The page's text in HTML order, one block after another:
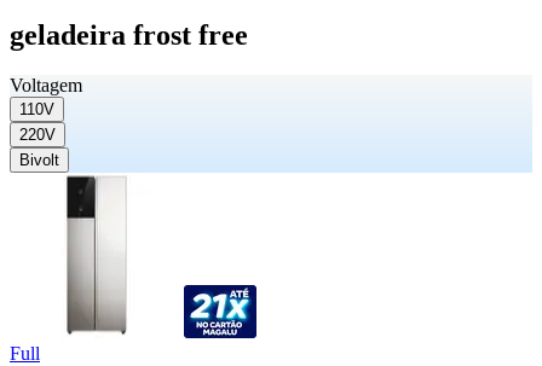
geladeira frost free
Voltagem
110V
220V
Bivolt
Full